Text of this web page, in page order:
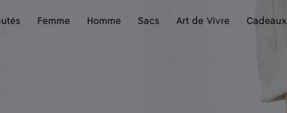
Femme Homme Sacs Art de Vivre Cadeaux